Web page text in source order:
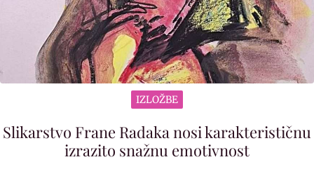
IZLOŽBE
Slikarstvo Frane Radaka nosi karakterističnu
izrazito snažnu emotivnost